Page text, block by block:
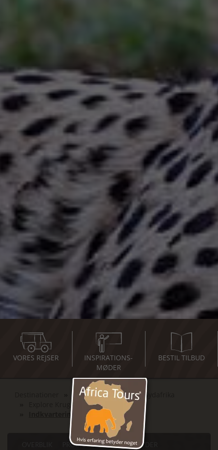
VORES REJSER
INSPIRATIONS-
MØDER
BESTIL TILBUD
Det Sydlige Afrika
Sydafrika
Explore Kruger National Parks Big 5
Indkvarteringer
PROGRAM
SEVÆRDIGHEDER